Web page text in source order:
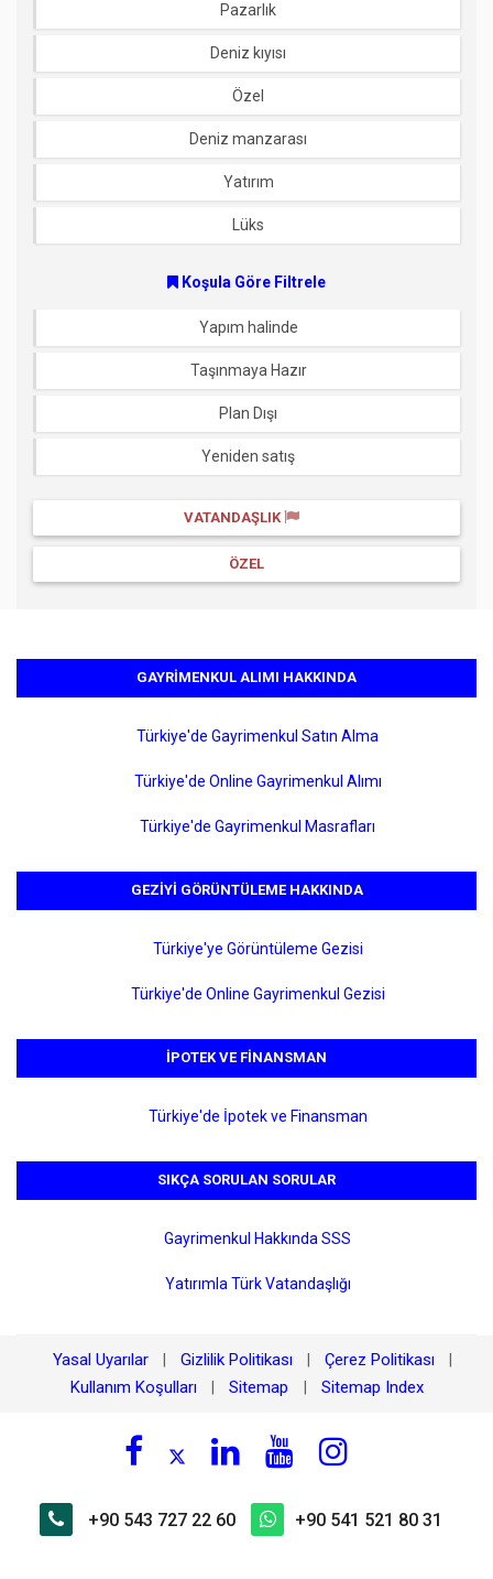
Pazarlık
Deniz kıyısı
Özel
Deniz manzarası
Yatırım
Lüks
Koşula Göre Filtrele
Yapım halinde
Taşınmaya Hazır
Plan Dışı
Yeniden satış
VATANDAŞLIK
ÖZEL
GAYRIMENKUL ALIMI HAKKINDA
Türkiye'de Gayrimenkul Satın Alma
Türkiye'de Online Gayrimenkul Alımı
Türkiye'de Gayrimenkul Masrafları
GEZIYI GÖRÜNTÜLEME HAKKINDA
Türkiye'ye Görüntüleme Gezisi
Türkiye'de Online Gayrimenkul Gezisi
İPOTEK VE FINANSMAN
Türkiye'de İpotek ve Finansman
SIKÇA SORULAN SORULAR
Gayrimenkul Hakkında SSS
Yatırımla Türk Vatandaşlığı
Yasal Uyarılar Gizlilik Politikası Çerez Politikası
Kullanım Koşulları Sitemap Sitemap Index
+90 543 727 22 60 +90 541 521 80 31